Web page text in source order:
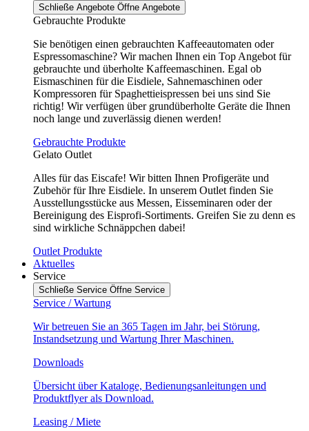
Schließe Angebote Öffne Angebote
Gebrauchte Produkte
Sie benötigen einen gebrauchten Kaffeeautomaten oder
Espressomaschine? Wir machen Ihnen ein Top Angebot für
gebrauchte und überholte Kaffeemaschinen. Egal ob
Eismaschinen für die Eisdiele, Sahnemaschinen oder
Kompressoren für Spaghettieispressen bei uns sind Sie
richtig! Wir verfügen über grundüberholte Geräte die Ihnen
noch lange und zuverlässig dienen werden!
Gebrauchte Produkte
Gelato Outlet
Alles für das Eiscafe! Wir bitten Ihnen Profigeräte und
Zubehör für Ihre Eisdiele. In unserem Outlet finden Sie
Ausstellungsstücke aus Messen, Eisseminaren oder der
Bereinigung des Eisprofi-Sortiments. Greifen Sie zu denn es
sind wirkliche Schnäppchen dabei!
Outlet Produkte
Aktuelles
Service
Schließe Service Öffne Service
Service / Wartung
Wir betreuen Sie an 365 Tagen im Jahr, bei Störung,
Instandsetzung und Wartung Ihrer Maschinen.
Downloads
Übersicht über Kataloge, Bedienungsanleitungen und
Produktflyer als Download.
Leasing / Miete